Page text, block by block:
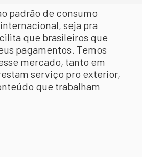
padrão de consumo
seja pra
que brasileiros que
pagamentos. Temos
mercado, tanto em
serviço pro exterior,
que trabalham